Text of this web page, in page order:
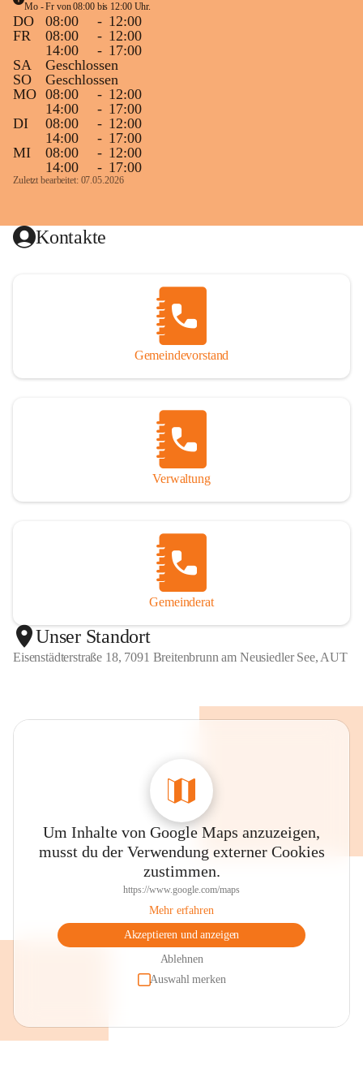
Mo - Fr von 08:00 bis 12:00 Uhr.
DO 08:00 - 12:00
FR
08:00 - 12:00
14:00
- 17:00
SA
Geschlossen
SO
Geschlossen
MO 08:00 - 12:00
14:00
- 17:00
DI
08:00 - 12:00
14:00
- 17:00
MI
08:00 - 12:00
14:00
- 17:00
Zuletzt bearbeitet: 07.05.2026
Kontakte
Gemeindevorstand
Verwaltung
Gemeinderat
Unser Standort
Eisenstädterstraße 18, 7091 Breitenbrunn am Neusiedler See, AUT
Um Inhalte von Google Maps anzuzeigen,
musst du der Verwendung externer Cookies
zustimmen.
https://www.google.com/maps
Mehr erfahren
Akzeptieren und anzeigen
Ablehnen
Auswahl merken